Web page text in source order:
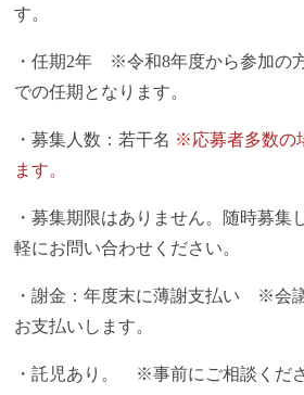
す。
・任期2年 ※令和8年度から参加の
での任期となります。
・募集人数：若干名 ※応募者多数の
ます。
・募集期限はありません。随時募集
軽にお問い合わせください。
・謝金：年度末に薄謝支払い ※会
お支払いします。
・託児あり。 ※事前にご相談くださ